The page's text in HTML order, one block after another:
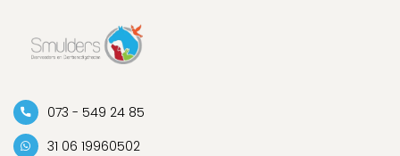
073 - 549 24 85
31 06 19960502